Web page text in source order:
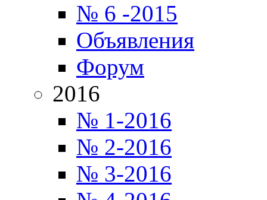
№ 6 -2015
Объявления
Форум
2016
№ 1-2016
№ 2-2016
№ 3-2016